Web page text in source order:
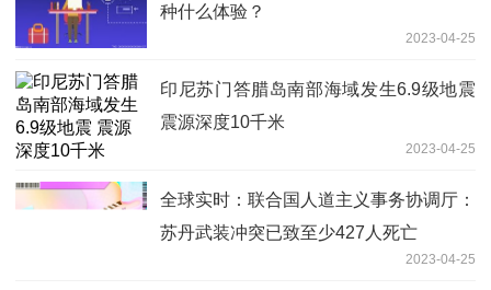
种什么体验？
2023-04-25
印尼苏门答腊岛南部海域发生6.9级地震
震源深度10千米
2023-04-25
全球实时：联合国人道主义事务协调厅：
苏丹武装冲突已致至少427人死亡
2023-04-25